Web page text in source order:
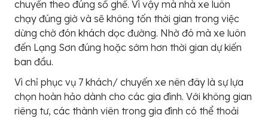
chuyến theo đúng số ghế. Vì vậy mà nhà xe luôn
chạy đúng giờ và sẽ không tốn thời gian trong việc
dừng chờ đón khách dọc đường. Nhờ đó mà xe luôn
đến Lạng Sơn đúng hoặc sớm hơn thời gian dự kiến
ban đầu.
Vì chỉ phục vụ 7 khách/ chuyến xe nên đây là sự lựa
chọn hoàn hảo dành cho các gia đình. Với không gian
riêng tư, các thành viên trong gia đình có thể thoải